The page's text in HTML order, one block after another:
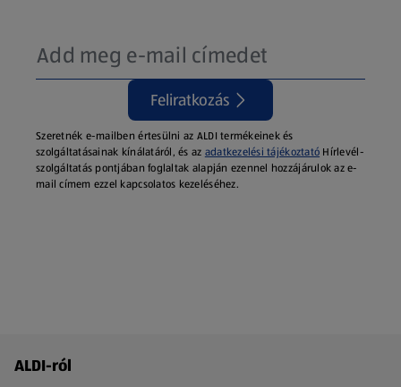
Feliratkozás
Szeretnék e-mailben értesülni az ALDI termékeinek és
szolgáltatásainak kínálatáról, és az adatkezelési tájékoztató Hírlevél-
szolgáltatás pontjában foglaltak alapján ezennel hozzájárulok az e-
mail címem ezzel kapcsolatos kezeléséhez.
Láblécmenü - további linkek
ALDI-ról